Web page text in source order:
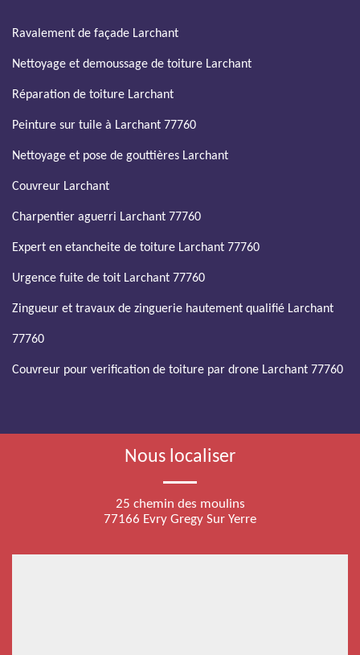
Ravalement de façade Larchant
Nettoyage et demoussage de toiture Larchant
Réparation de toiture Larchant
Peinture sur tuile à Larchant 77760
Nettoyage et pose de gouttières Larchant
Couvreur Larchant
Charpentier aguerri Larchant 77760
Expert en etancheite de toiture Larchant 77760
Urgence fuite de toit Larchant 77760
Zingueur et travaux de zinguerie hautement qualifié Larchant
77760
Couvreur pour verification de toiture par drone Larchant 77760
Nous localiser
25 chemin des moulins
77166 Evry Gregy Sur Yerre